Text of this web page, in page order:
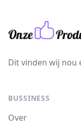
Dit vinden wij nou
BUSSINESS
Over